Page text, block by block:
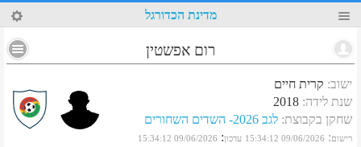
95 מדינת הכדורגל
רום אפשטין
ישוב: קרית חיים
שנת לידה:
2018
שחקן בקבוצת: לגב 2026- השדים השחורים
רישום:
09/06/2026 15:34:12 עדכון:
09/06/2026 15:34:12